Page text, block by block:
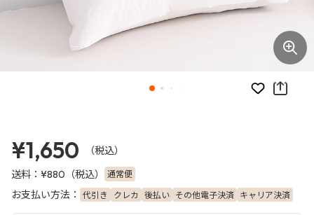
お気に入り
¥1,650
（税込）
送料： ¥880 （税込） 通常便
お支払い方法： 代引き クレカ 後払い その他電子決済 キャリア決済